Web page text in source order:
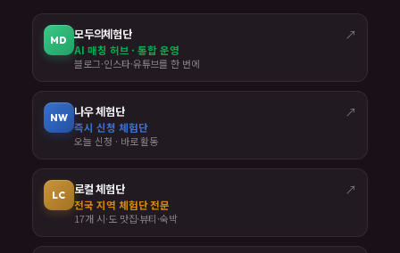
MD 모두의체험단 ↗
AI 매칭 허브 · 통합 운영
블로그·인스타·유튜브를 한 번에
NW 나우 체험단 ↗
즉시 신청 체험단
오늘 신청 · 바로 활동
LC 로컬 체험단 ↗
전국 지역 체험단 전문
17개 시·도 맛집·뷰티·숙박